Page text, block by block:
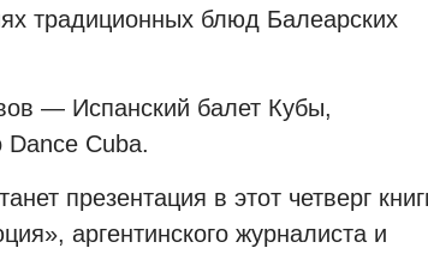
традиционных блюд Балеарских
— Испанский балет Кубы,
Dance Cuba.
презентация в этот четверг
аргентинского журналиста и